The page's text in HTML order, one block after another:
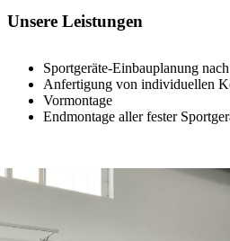
Unsere Leistungen
Sportgeräte-Einbauplanung
Anfertigung von individuellen
Vormontage
Endmontage aller fester